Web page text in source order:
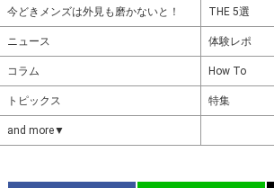
今どきメンズは外見も磨かないと！ THE 5選
ニュース 体験レポ
コラム How To
トピックス 特集
and more▼